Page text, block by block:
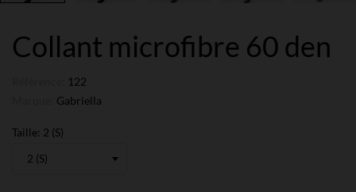
Collant microfibre 60 den
122
Gabriella
Taille: 2 (S)